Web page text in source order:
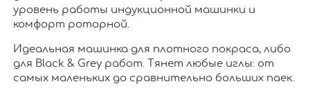
уровень работы индукционной машинки и
комфорт роторной.
Идеальная машинка для плотного покраса, либо
для Black & Grey работ. Тянет любые иглы: от
самых маленьких до сравнительно больших паек.